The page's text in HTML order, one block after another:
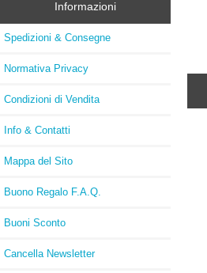
Informazioni
Spedizioni & Consegne
Normativa Privacy
Condizioni di Vendita
Info & Contatti
Mappa del Sito
Buono Regalo F.A.Q.
Buoni Sconto
Cancella Newsletter